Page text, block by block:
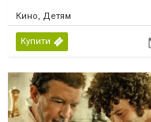
Кино, Детям
Купити